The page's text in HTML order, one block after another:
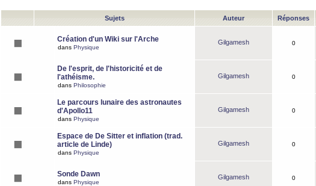
Sujets Auteur Réponses
Création d'un Wiki sur l'Arche
dans Physique
Gilgamesh 0
De l'esprit, de l'historicité et de
l'athéisme.
dans Philosophie
Gilgamesh 0
Le parcours lunaire des astronautes
d'Apollo11
dans Physique
Gilgamesh 0
Espace de De Sitter et inflation (trad.
article de Linde)
dans Physique
Gilgamesh 0
Sonde Dawn
dans Physique
Gilgamesh 0